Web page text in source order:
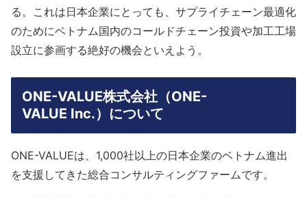
る。これは日本企業にとっても、サプライチェーン最適化
のためにベトナム国内のコールドチェーン投資や加工工場
設立に参画する絶好の機会といえよう。
ONE-VALUE株式会社（ONE-
VALUE Inc.） について
ONE-VALUEは、1,000社以上の日本企業のベトナム進出
を支援してきた総合コンサルティングファームです。